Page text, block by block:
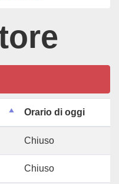
Orario di oggi
Chiuso
Chiuso